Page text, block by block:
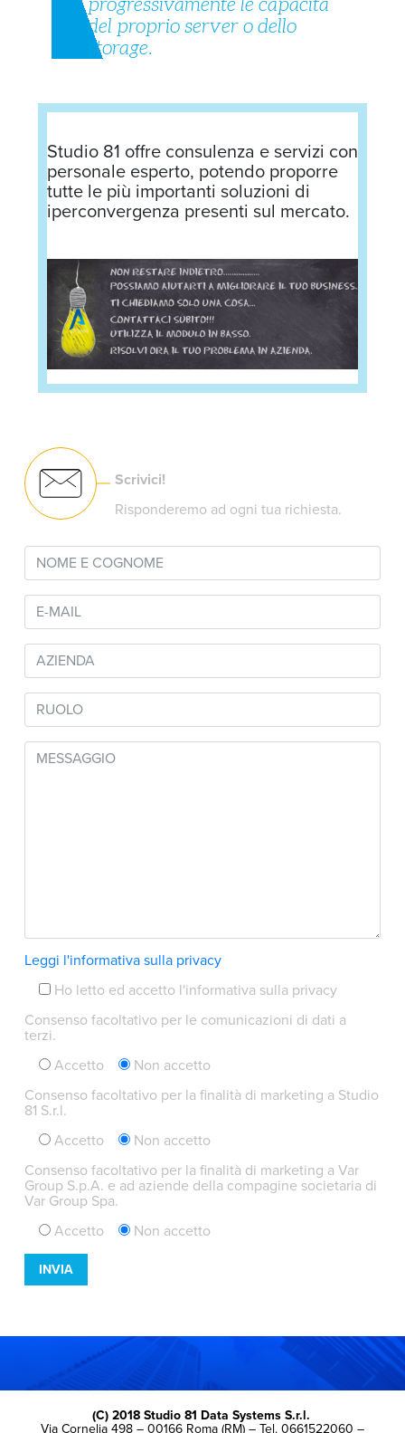
del proprio server o dello
storage.
Studio 81 offre consulenza e servizi con
personale esperto, potendo proporre
tutte le più importanti soluzioni di
iperconvergenza presenti sul mercato.
Scrivici!
Risponderemo ad ogni tua richiesta.
Leggi l'informativa sulla privacy
Ho letto ed accetto l'informativa sulla privacy
Consenso facoltativo per le comunicazioni di dati a
terzi.
Accetto
Non accetto
Consenso facoltativo per la finalità di marketing a Studio
81 S.r.l.
Accetto
Non accetto
Consenso facoltativo per la finalità di marketing a Var
Group S.p.A. e ad aziende della compagine societaria di
Var Group Spa.
Accetto
Non accetto
(C) 2018 Studio 81 Data Systems S.r.l.
Via Cornelia 498 – 00166 Roma (RM) – Tel. 0661522060 –